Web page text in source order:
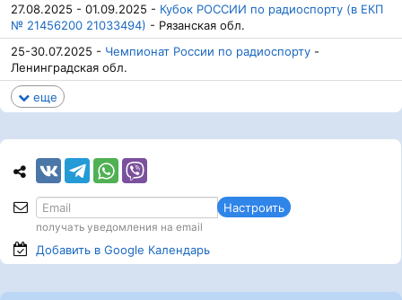
27.08.2025 - 01.09.2025 - Кубок РОССИИ по радиоспорту (в ЕКП
№ 21456200 21033494) - Рязанская обл.
25-30.07.2025 - Чемпионат России по радиоспорту -
Ленинградская обл.
еще
Настроить
получать уведомления на email
Добавить в Google Календарь